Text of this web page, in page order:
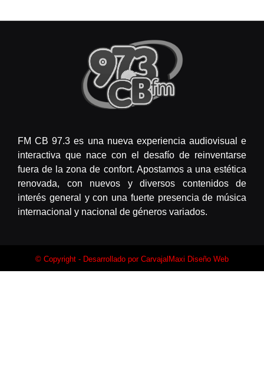
FM CB 97.3 es una nueva experiencia audiovisual e
interactiva que nace con el desafío de reinventarse
fuera de la zona de confort. Apostamos a una estética
renovada, con nuevos y diversos contenidos de
interés general y con una fuerte presencia de música
internacional y nacional de géneros variados.
© Copyright - Desarrollado por CarvajalMaxi Diseño Web